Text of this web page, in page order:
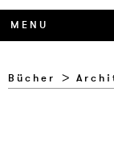
MENU
Bücher